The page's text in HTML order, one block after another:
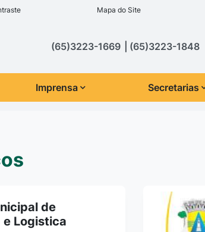
de acessibilidade
Mapa do Site
(65)3223-1669 (65)3223-1848
Imprensa Secretarias
de
Logistica